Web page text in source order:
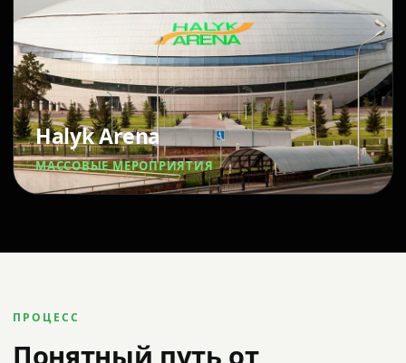
Halyk Arena
МАССОВЫЕ МЕРОПРИЯТИЯ
ПРОЦЕСС
Понятный путь от